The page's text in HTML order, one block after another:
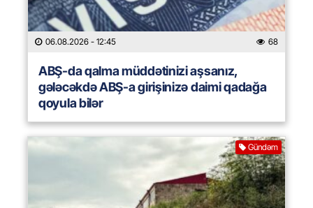
06.08.2026 - 12:45 68
ABŞ-da qalma müddətinizi aşsanız,
gələcəkdə ABŞ-a girişinizə daimi qadağa
qoyula bilər
Gündəm